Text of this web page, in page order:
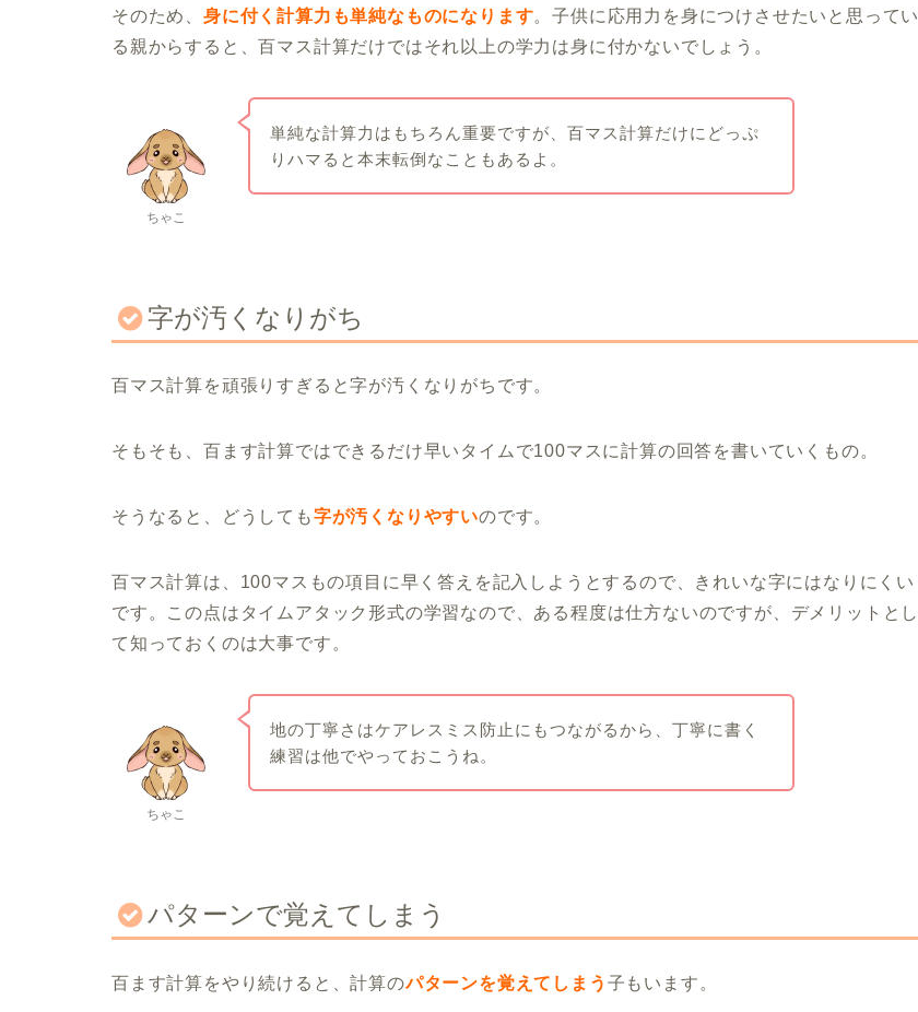
そのため、 身に付く計算力も単純なものになります。子供に応用力を身につけさせたいと思ってい
る親からすると、百マス計算だけではそれ以上の学力は身に付かないでしょう。
ちゃこ
単純な計算力はもちろん重要ですが、百マス計算だけにどっぷ
りハマると本末転倒なこともあるよ。
字が汚くなりがち
百マス計算を頑張りすぎると字が汚くなりがちです。
そもそも、百ます計算ではできるだけ早いタイムで100マスに計算の回答を書いていくもの。
そうなると、どうしても字が汚くなりやすいのです。
百マス計算は、100マスもの項目に早く答えを記入しようとするので、きれいな字にはなりにくい
です。この点はタイムアタック形式の学習なので、ある程度は仕方ないのですが、デメリットとし
て知っておくのは大事です。
ちゃこ
地の丁寧さはケアレスミス防止にもつながるから、丁寧に書く
練習は他でやっておこうね。
パターンで覚えてしまう
百ます計算をやり続けると、計算のパターンを覚えてしまう 子もいます。